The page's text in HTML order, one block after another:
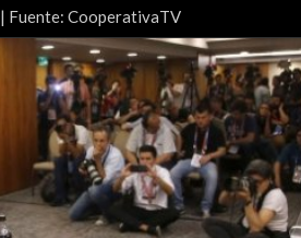
| Fuente: CooperativaTV